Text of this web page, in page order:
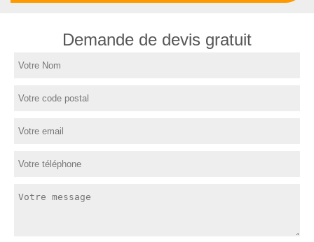
Demande de devis gratuit